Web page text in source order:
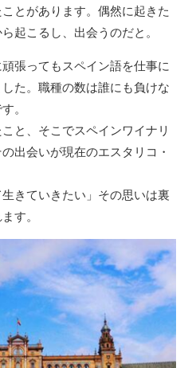
とがあります。偶然に起きた
起こるし、出会うのだと。
張ってもスペイン語を仕事に
た。職種の数は誰にも負けな
。
と、そこでスペインワイナリ
出会いが現在のエスタリコ・
きていきたい」その思いは裏
す。